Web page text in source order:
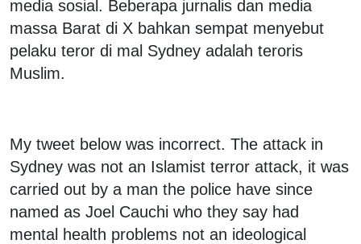
media sosial. Beberapa jurnalis dan media
massa Barat di X bahkan sempat menyebut
pelaku teror di mal Sydney adalah teroris
Muslim.
My tweet below was incorrect. The attack in
Sydney was not an Islamist terror attack, it was
carried out by a man the police have since
named as Joel Cauchi who they say had
mental health problems not an ideological